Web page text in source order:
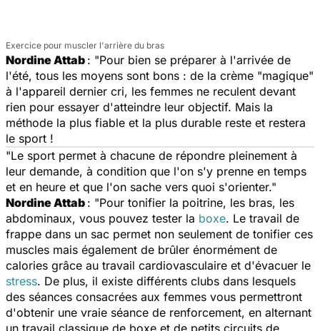
Exercice pour muscler l'arrière du bras
Nordine Attab : "Pour bien se préparer à l'arrivée de
l'été, tous les moyens sont bons : de la crème "magique"
à l'appareil dernier cri, les femmes ne reculent devant
rien pour essayer d'atteindre leur objectif. Mais la
méthode la plus fiable et la plus durable reste et restera
le sport !
"Le sport permet à chacune de répondre pleinement à
leur demande, à condition que l'on s'y prenne en temps
et en heure et que l'on sache vers quoi s'orienter."
Nordine Attab : "Pour tonifier la poitrine, les bras, les
abdominaux, vous pouvez tester la boxe. Le travail de
frappe dans un sac permet non seulement de tonifier ces
muscles mais également de brûler énormément de
calories grâce au travail cardiovasculaire et d'évacuer le
stress. De plus, il existe différents clubs dans lesquels
des séances consacrées aux femmes vous permettront
d'obtenir une vraie séance de renforcement, en alternant
un travail classique de boxe et de petits circuits de